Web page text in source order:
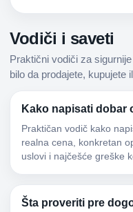
Vodiči i saveti
Praktični vodiči za
bilo da prodajete, kupujete
Kako napisati dobar
Praktičan vodič kako
realna cena, konkretan
uslovi i najčešće greške
Šta proveriti pre